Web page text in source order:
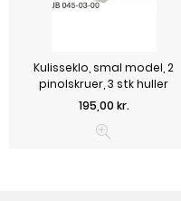
Kulisseklo, smal model, 2
pinolskruer, 3 stk huller
Pris
195,00 kr.